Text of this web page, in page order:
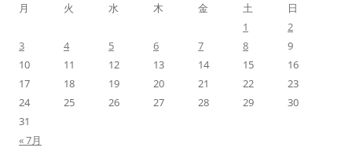
月
火 水 木 金 土
日
1
2
3
4 5 6 7 8
9
10
11 12 13 14 15
16
17
18 19 20 21 22
23
24
25 26 27 28 29
30
31
« 7月